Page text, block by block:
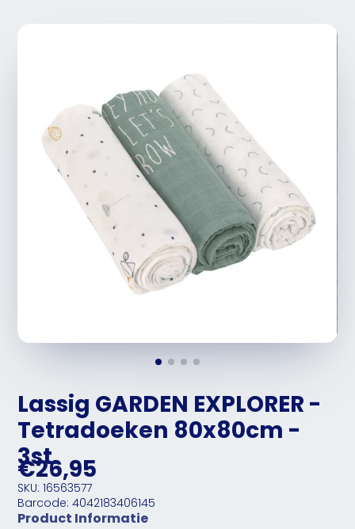
Lassig GARDEN EXPLORER -
Tetradoeken 80x80cm -
3st.
€26,95
SKU: 16563577
Barcode: 4042183406145
Product Informatie